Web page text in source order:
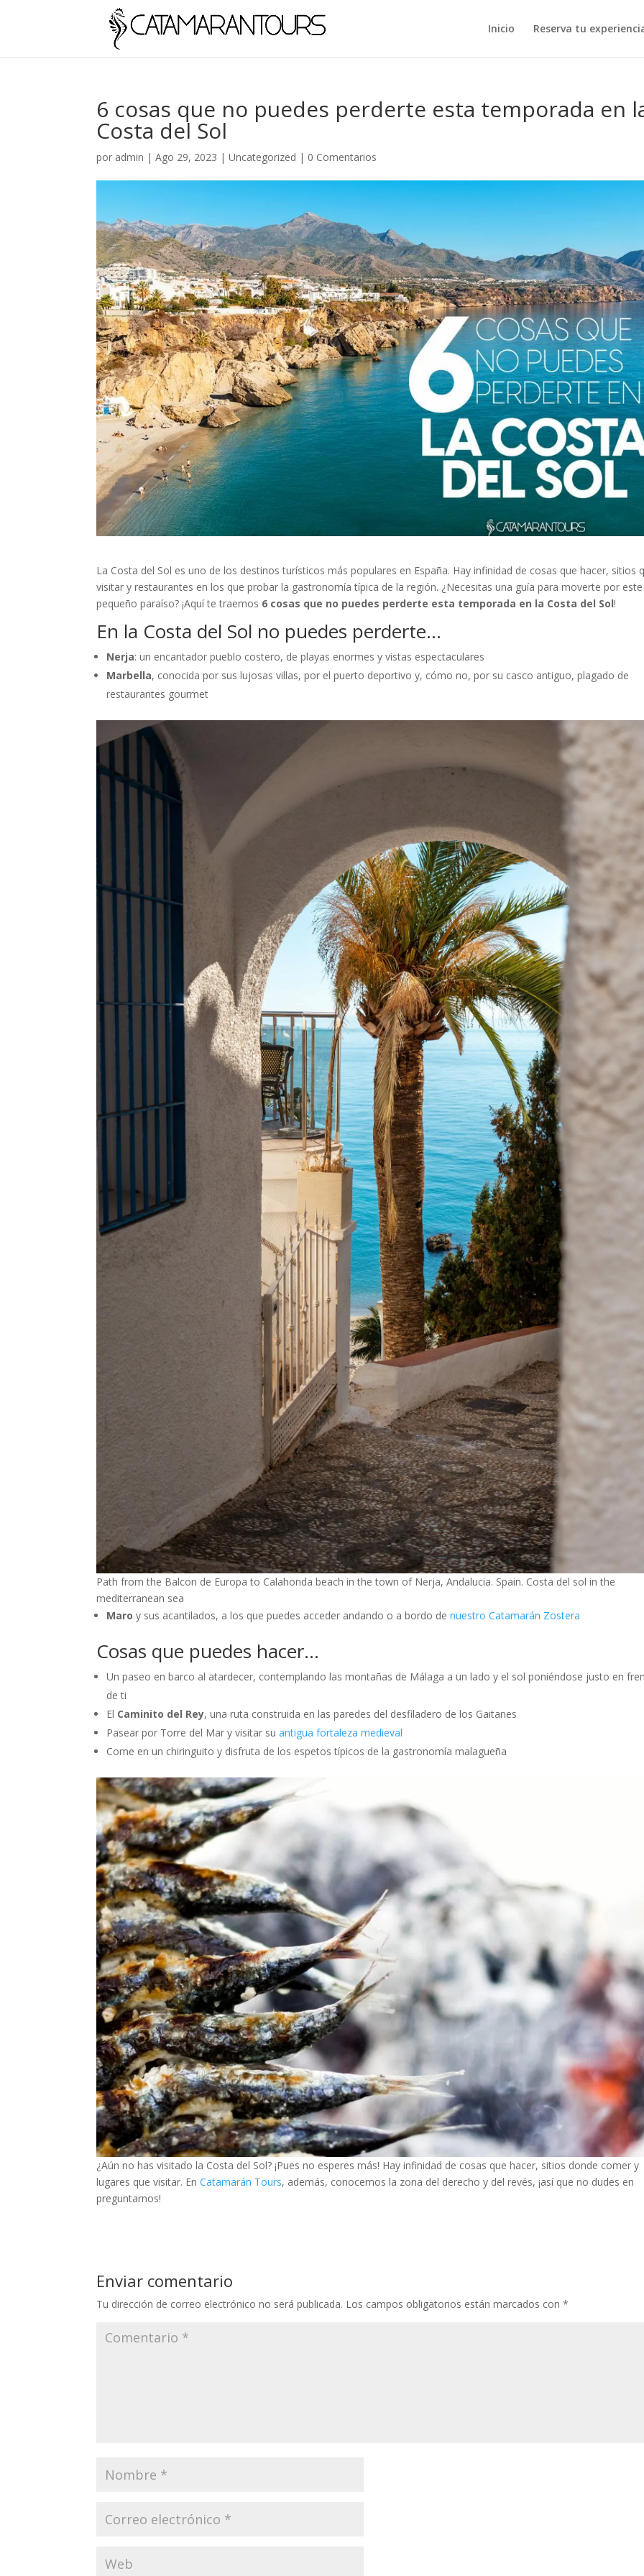
Inicio Reserva tu
6 cosas que no puedes perderte esta temporada en
Costa del Sol
por admin |Ago 29, 2023 |Uncategorized | 0 Comentarios
La Costa del Sol es uno de los destinos turísticos más populares en España. Hay infinidad de cosas que hacer, sitios
visitar y restaurantes en los que probar la gastronomía típica de la región. ¿Necesitas una guía para moverte por este
pequeño paraíso? ¡Aquí te traemos 6 cosas que no puedes perderte esta temporada en la Costa del Sol!
En la Costa del Sol no puedes perderte…
Nerja: un encantador pueblo costero, de playas enormes y vistas espectaculares
Marbella, conocida por sus lujosas villas, por el puerto deportivo y, cómo no, por su casco antiguo, plagado de
restaurantes gourmet
Path from the Balcon de Europa to Calahonda beach in the town of Nerja, Andalucia. Spain. Costa del sol in the
mediterranean sea
Maroy sus acantilados, a los que puedes acceder andando o a bordo denuestro Catamarán Zostera
Cosas que puedes hacer…
Un paseo en barco al atardecer, contemplando las montañas de Málaga a un lado y el sol poniéndose justo en
de ti
El Caminito del Rey, una ruta construida en las paredes del desfiladero de los Gaitanes
Pasear por Torre del Mar y visitar suantigua fortaleza medieval
Come en un chiringuito y disfruta de los espetos típicos de la gastronomía malagueña
¿Aún no has visitado la Costa del Sol? ¡Pues no esperes más! Hay infinidad de cosas que hacer, sitios donde comer y
lugares que visitar. EnCatamarán Tours, además, conocemos la zona del derecho y del revés, ¡así que no dudes en
preguntarnos!
Enviar comentario
Tu dirección de correo electrónico no será publicada. Los campos obligatorios están marcados con*